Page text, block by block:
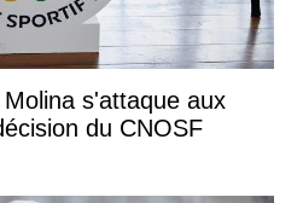
s'attaque aux
du CNOSF